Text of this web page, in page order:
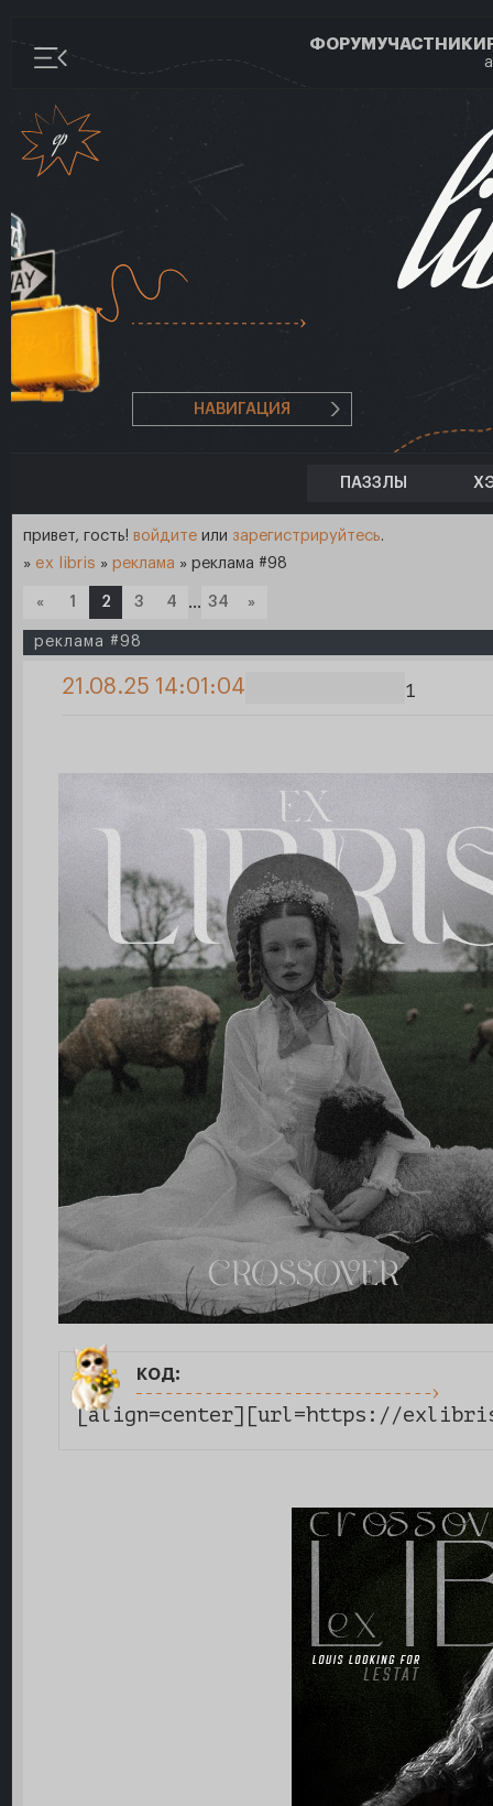
ФОРУМУЧАСТНИКИ
НАВИГАЦИЯ
ПАЗЗЛЫ
привет, гость! войдите или зарегистрируйтесь.
» ex libris » реклама » реклама #98
« 1 2 3 4 … 34 »
реклама #98
1
21.08.25 14:01:04
код:
[align=center][url=https://